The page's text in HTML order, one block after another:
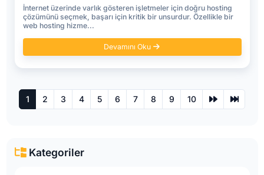
İnternet üzerinde varlık gösteren işletmeler için doğru hosting
çözümünü seçmek, başarı için kritik bir unsurdur. Özellikle bir
web hosting hizme...
Devamını Oku
1 2 3 4 5 6 7 8 9 10
Kategoriler